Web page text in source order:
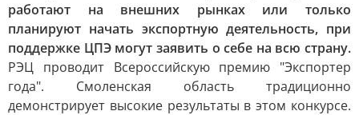
работают на внешних рынках или только
планируют начать экспортную деятельность, при
поддержке ЦПЭ могут заявить о себе на всю страну.
РЭЦ проводит Всероссийскую премию "Экспортер
года". Смоленская область традиционно
демонстрирует высокие результаты в этом конкурсе.